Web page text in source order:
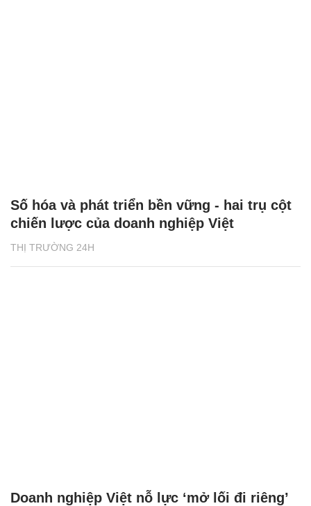
THỊ TRƯỜNG 24H
Số hóa và phát triển bền vững - hai trụ cột
chiến lược của doanh nghiệp Việt
Doanh nghiệp Việt nỗ lực ‘mở lối đi riêng’